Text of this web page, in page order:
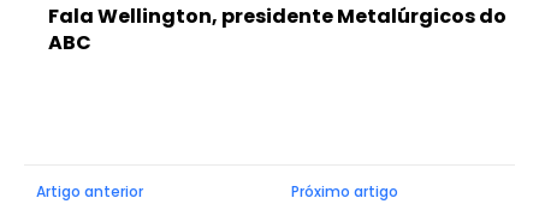
Fala Wellington, presidente Metalúrgicos do
ABC
Artigo anterior Próximo artigo